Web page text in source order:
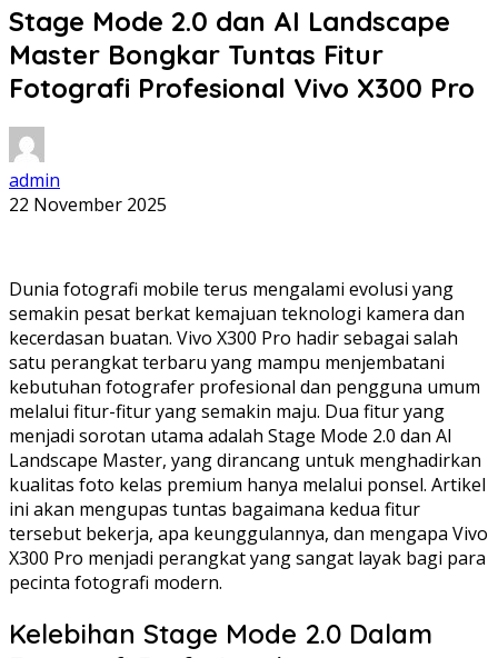
Stage Mode 2.0 dan AI Landscape
Master Bongkar Tuntas Fitur
Fotografi Profesional Vivo X300 Pro
admin
22 November 2025
Dunia fotografi mobile terus mengalami evolusi yang
semakin pesat berkat kemajuan teknologi kamera dan
kecerdasan buatan. Vivo X300 Pro hadir sebagai salah
satu perangkat terbaru yang mampu menjembatani
kebutuhan fotografer profesional dan pengguna umum
melalui fitur-fitur yang semakin maju. Dua fitur yang
menjadi sorotan utama adalah Stage Mode 2.0 dan AI
Landscape Master, yang dirancang untuk menghadirkan
kualitas foto kelas premium hanya melalui ponsel. Artikel
ini akan mengupas tuntas bagaimana kedua fitur
tersebut bekerja, apa keunggulannya, dan mengapa Vivo
X300 Pro menjadi perangkat yang sangat layak bagi para
pecinta fotografi modern.
Kelebihan Stage Mode 2.0 Dalam